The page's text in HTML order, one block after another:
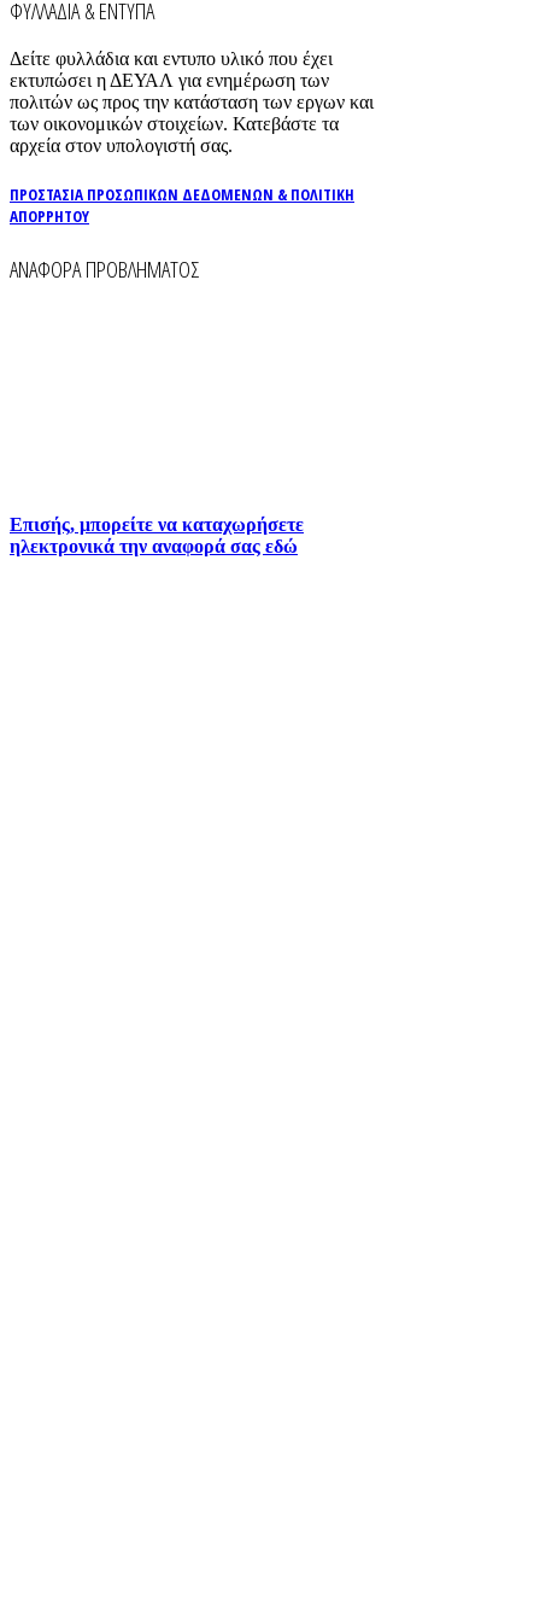
ΦΥΛΛΑΔΙΑ & ΕΝΤΥΠΑ
Δείτε φυλλάδια και εντυπο υλικό που έχει
εκτυπώσει η ΔΕΥΑΛ για ενημέρωση των
πολιτών ως προς την κατάσταση των εργων και
των οικονομικών στοιχείων. Κατεβάστε τα
αρχεία στον υπολογιστή σας.
ΠΡΟΣΤΑΣΙΑ ΠΡΟΣΩΠΙΚΩΝ ΔΕΔΟΜΕΝΩΝ & ΠΟΛΙΤΙΚΗ
ΑΠΟΡΡΗΤΟΥ
ΑΝΑΦΟΡΑ ΠΡΟΒΛΗΜΑΤΟΣ
Επισής, μπορείτε να καταχωρήσετε
ηλεκτρονικά την αναφορά σας εδώ